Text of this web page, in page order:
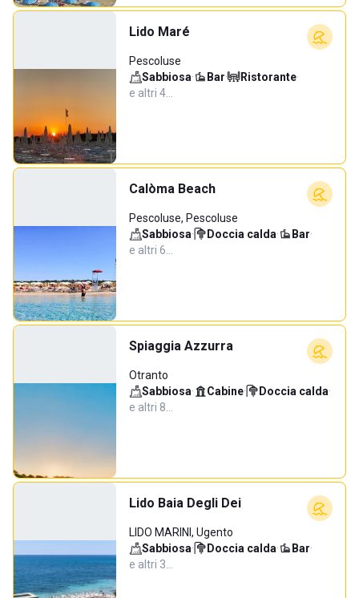
Lido Maré
Pescoluse
Sabbiosa· Bar· Ristorante·
e altri 4…
Calòma Beach
Pescoluse, Pescoluse
Sabbiosa· Doccia calda· Bar·
e altri 6…
Spiaggia Azzurra
Otranto
Sabbiosa· Cabine· Doccia calda·
e altri 8…
Lido Baia Degli Dei
LIDO MARINI, Ugento
Sabbiosa· Doccia calda· Bar·
e altri 3…